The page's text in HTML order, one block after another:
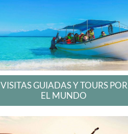
VISITAS GUIADAS Y TOURS POR
EL MUNDO